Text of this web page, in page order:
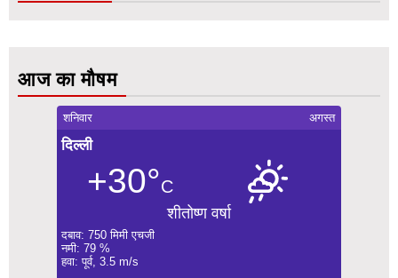
आज का मौषम
शनिवार अगस्त
दिल्ली
+30°C
शीतोष्ण वर्षा
दबाव: 750 मिमी एचजी
नमी: 79 %
हवा: पूर्व, 3.5 m/s